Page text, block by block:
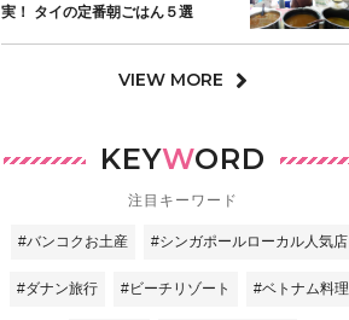
実！ タイの定番朝ごはん５選
VIEW MORE
KEYWORD
注目キーワード
#バンコクお土産 #シンガポールローカル人気店
#ダナン旅行 #ビーチリゾート #ベトナム料理